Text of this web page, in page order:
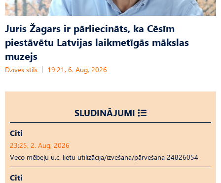
Juris Žagars ir pārliecināts, ka Cēsīm
piestāvētu Latvijas laikmetīgās mākslas
muzejs
Dzīves stils 19:21, 6. Aug, 2026
SLUDINĀJUMI
Citi
23:25, 2. Aug, 2026
Veco mēbeļu u.c. lietu utilizācija/izvešana/pārvešana 24826054
Citi